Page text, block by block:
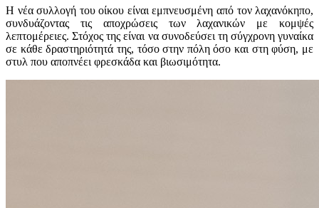
Η νέασυλλογή του οίκου είναιεμπνευσμένη από τονλαχανόκηπο,
συνδυάζοντας τις αποχρώσεις τωνλαχανικών με
κομψές
λεπτομέρειες.Στόχος της είναι να συνοδεύσει τη σύγχρονη γυναίκα
σε κάθε δραστηριότητά της, τόσο στην πόλη όσο και στη φύση, με
στυλ που αποπνέει φρεσκάδα και βιωσιμότητα.